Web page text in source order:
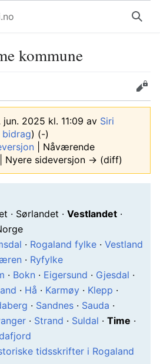
Søk
kommune
Rediger
2025 kl. 11:09 av Siri
bidrag) (-)
| Nåværende
Nyere sideversjon → (diff)
· Sørlandet · Vestlandet ·
· Rogaland fylke · Vestland
· Ryfylke
· Bokn · Eigersund · Gjesdal ·
· Hå · Karmøy · Klepp ·
· Sandnes · Sauda ·
· Strand · Suldal · Time ·
tidsskrifter i Rogaland